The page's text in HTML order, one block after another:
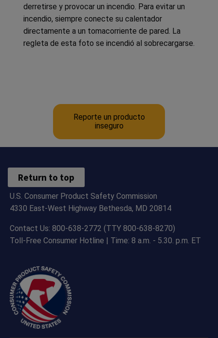
derretirse y provocar un incendio. Para evitar un
incendio, siempre conecte su calentador
directamente a un tomacorriente de pared. La
regleta de esta foto se incendió al sobrecargarse.
Reporte un producto
inseguro
Return to top
U.S. Consumer Product Safety Commission
4330 East-West Highway Bethesda, MD 20814
Contact Us: 800-638-2772 (TTY 800-638-8270)
Toll-Free Consumer Hotline | Time: 8 a.m. - 5.30. p.m. ET